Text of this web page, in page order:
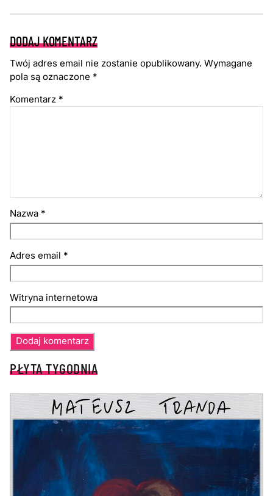
DODAJ KOMENTARZ
Twój adres email nie zostanie opublikowany. Wymagane
pola są oznaczone *
Komentarz *
Nazwa *
Adres email *
Witryna internetowa
PŁYTA TYGODNIA